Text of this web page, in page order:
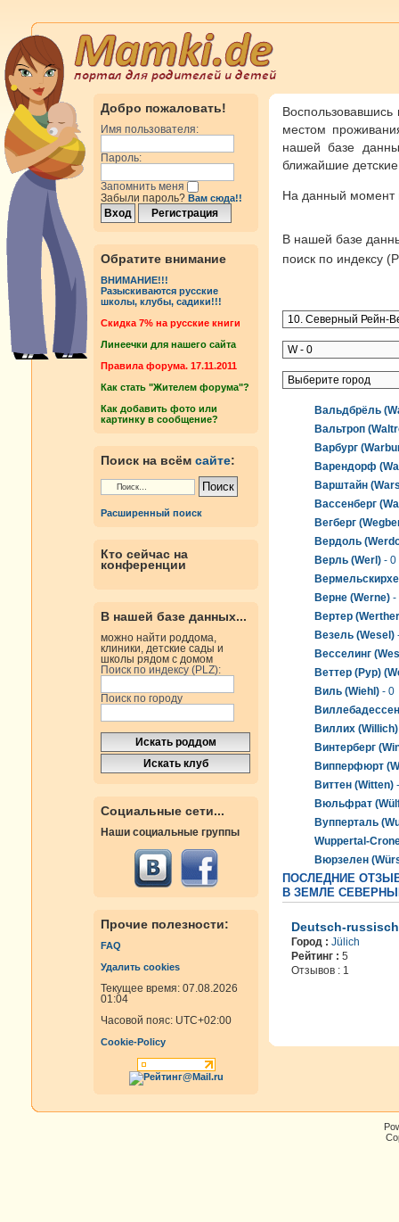
Добро пожаловать!
Имя пользователя:
Пароль:
Запомнить меня
Забыли пароль? Вам сюда!!
Обратите внимание
ВНИМАНИЕ!!!
Разыскиваются русские
школы, клубы, садики!!!
Cкидка 7% на русские книги
Линеечки для нашего сайта
Правила форума. 17.11.2011
Как стать "Жителем форума"?
Как добавить фото или
картинку в сообщение?
Поиск на всём сайте:
Расширенный поиск
Кто сейчас на
конференции
В нашей базе данных...
можно найти роддома,
клиники, детские сады и
школы рядом с домом
Поиск по индексу (PLZ):
Поиск по городу
Социальные сети...
Наши социальные группы
Прочие полезности:
FAQ
Удалить cookies
Текущее время: 07.08.2026
01:04
Часовой пояс: UTC+02:00
Cookie-Policy
местом
нашей базе
ближайшие
На данный
В нашей базе
поиск по индексу
Вальдбрёль
Вальтроп
Варбург
Варендорф
Варштайн
Вассенберг
Вегберг
Вердоль
Верль (Werl) - 0
Верне (Werne) -
Вертер
Везель (Wesel)
Весселинг
Веттер (Рур)
Виль (Wiehl) - 0
Виллих (Willich)
Винтерберг
Випперфюрт
Виттен (Witten)
Вюльфрат
Вупперталь
Wuppertal-
Вюрзелен
ПОСЛЕДНИЕ
В ЗЕМЛЕ СЕВЕРНЫЙ
Deutsch-
Город : Jülich
Рейтинг : 5
Отзывов : 1